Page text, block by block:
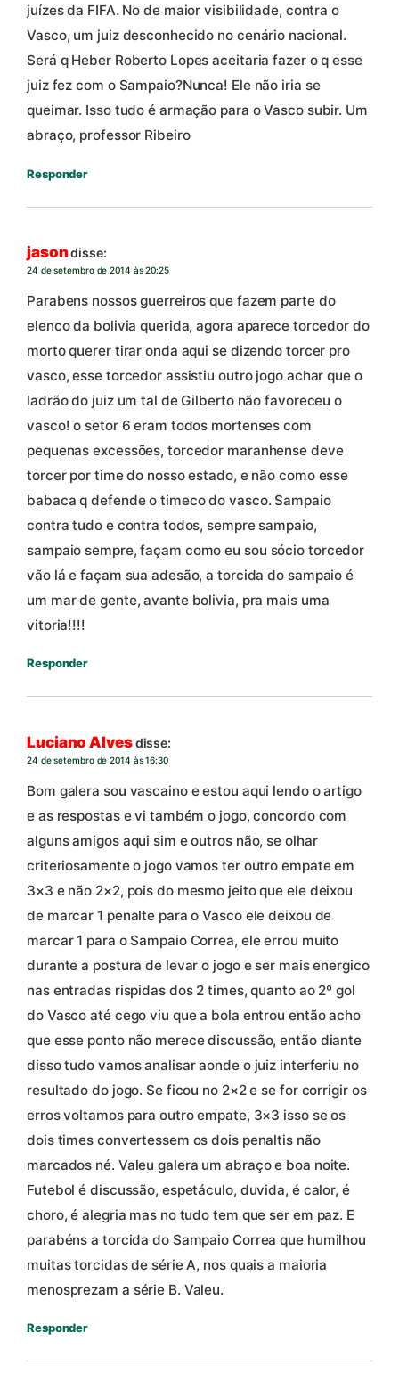
juízes da FIFA. No de maior visibilidade, contra o
Vasco, um juiz desconhecido no cenário nacional.
Será q Heber Roberto Lopes aceitaria fazer o q esse
juiz fez com o Sampaio?Nunca! Ele não iria se
queimar. Isso tudo é armação para o Vasco subir. Um
abraço, professor Ribeiro
Responder
jasondisse:
24 de setembro de 2014 às 20:25
Parabens nossos guerreiros que fazem parte do
elenco da bolivia querida, agora aparece torcedor do
morto querer tirar onda aqui se dizendo torcer pro
vasco, esse torcedor assistiu outro jogo achar que o
ladrão do juiz um tal de Gilberto não favoreceu o
vasco! o setor 6 eram todos mortenses com
pequenas excessões, torcedor maranhense deve
torcer por time do nosso estado, e não como esse
babaca q defende o timeco do vasco. Sampaio
contra tudo e contra todos, sempre sampaio,
sampaio sempre, façam como eu sou sócio torcedor
vão lá e façam sua adesão, a torcida do sampaio é
um mar de gente, avante bolivia, pra mais uma
vitoria!!!!
Responder
Luciano Alvesdisse:
24 de setembro de 2014 às 16:30
Bom galera sou vascaino e estou aqui lendo o artigo
e as respostas e vi também o jogo, concordo com
alguns amigos aqui sim e outros não, se olhar
criteriosamente o jogo vamos ter outro empate em
3×3 e não 2×2, pois do mesmo jeito que ele deixou
de marcar 1 penalte para o Vasco ele deixou de
marcar 1 para o Sampaio Correa, ele errou muito
durante a postura de levar o jogo e ser mais energico
nas entradas rispidas dos 2 times, quanto ao 2º gol
do Vasco até cego viu que a bola entrou então acho
que esse ponto não merece discussão, então diante
disso tudo vamos analisar aonde o juiz interferiu no
resultado do jogo. Se ficou no 2×2 e se for corrigir os
erros voltamos para outro empate, 3×3 isso se os
dois times convertessem os dois penaltis não
marcados né. Valeu galera um abraço e boa noite.
Futebol é discussão, espetáculo, duvida, é calor, é
choro, é alegria mas no tudo tem que ser em paz. E
parabéns a torcida do Sampaio Correa que humilhou
muitas torcidas de série A, nos quais a maioria
menosprezam a série B. Valeu.
Responder